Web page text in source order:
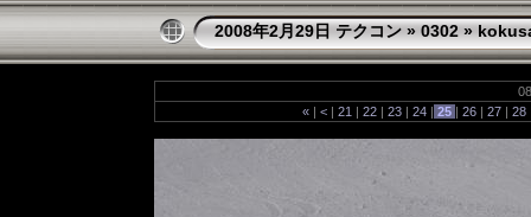
2008年2月29日 テクコン » 0302 »
« | < | 21 | 22 | 23 | 24 | 25 | 26 | 27 | 28